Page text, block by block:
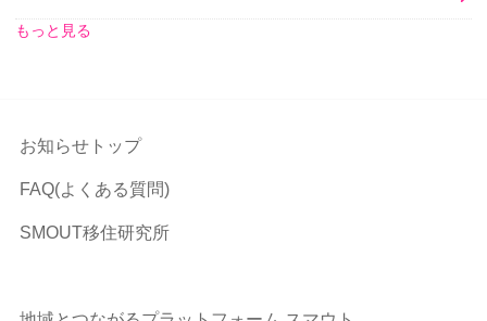
もっと見る
お知らせトップ
FAQ(よくある質問)
SMOUT移住研究所